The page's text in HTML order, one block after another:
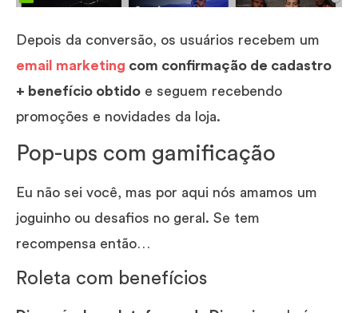
Depois da conversão, os usuários recebem um
email marketing com confirmação de cadastro
+ benefício obtido e seguem recebendo
promoções e novidades da loja.
Pop-ups com gamificação
Eu não sei você, mas por aqui nós amamos um
joguinho ou desafios no geral. Se tem
recompensa então…
Roleta com benefícios